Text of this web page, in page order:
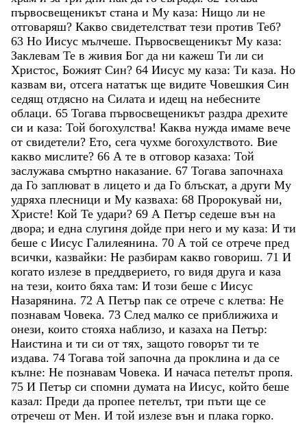
първосвещеникът стана и Му каза: Нищо ли не
отговаряш? Какво свидетелстват тези против Теб?
63 Но Иисус мълчеше. Първосвещеникът Му каза:
Заклевам Те в живия Бог да ни кажеш Ти ли си
Христос, Божият Син? 64 Иисус му каза: Ти каза. Но
казвам ви, отсега нататък ще видите Човешкия Син
седящ отдясно на Силата и идещ на небесните
облаци. 65 Тогава първосвещеникът раздра дрехите
си и каза: Той богохулства! Каква нужда имаме вече
от свидетели? Ето, сега чухме богохулството. Вие
какво мислите? 66 А те в отговор казаха: Той
заслужава смъртно наказание. 67 Тогава започнаха
да Го заплюват в лицето и да Го блъскат, а други Му
удряха плесници и Му казваха: 68 Пророкувай ни,
Христе! Кой Те удари? 69 А Петър седеше вън на
двора; и една слугиня дойде при него и му каза: И ти
беше с Иисус Галилеянина. 70 А той се отрече пред
всички, казвайки: Не разбирам какво говориш. 71 И
когато излезе в преддверието, го видя друга и каза
на тези, които бяха там: И този беше с Иисус
Назарянина. 72 А Петър пак се отрече с клетва: Не
познавам Човека. 73 След малко се приближиха и
онези, които стояха наблизо, и казаха на Петър:
Наистина и ти си от тях, защото говорът ти те
издава. 74 Тогава той започна да проклина и да се
кълне: Не познавам Човека. И начаса петелът пропя.
75 И Петър си спомни думата на Иисус, който беше
казал: Преди да пропее петелът, три пъти ще се
отречеш от Мен. И той излезе вън и плака горко.